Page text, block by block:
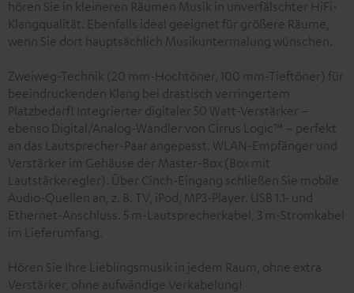
hören Sie in kleineren Räumen Musik in unverfälschter HiFi-
Klangqualität. Ebenfalls ideal geeignet für größere Räume,
wenn Sie dort hauptsächlich Musikuntermalung wünschen.
Zweiweg-Technik (20 mm-Hochtöner, 100 mm-Tieftöner) für
beeindruckenden Klang bei drastisch verringertem
Platzbedarf! Integrierter digitaler 50 Watt-Verstärker –
ebenso Digital/Analog-Wandler von Cirrus Logic™ – perfekt
an das Lautsprecher-Paar angepasst. WLAN-Empfänger und
Verstärker im Gehäuse der Master-Box (Box mit
Lautstärkeregler). Über Cinch-Eingang schließen Sie mobile
Audio-Quellen an, z. B. TV, iPod, MP3-Player. USB 1.1- und
Ethernet-Anschluss. 5 m-Lautsprecherkabel, 3 m-Stromkabel
im Lieferumfang.
Hören Sie Ihre Lieblingsmusik in jedem Raum, ohne extra
Verstärker, ohne aufwändige Verkabelung!